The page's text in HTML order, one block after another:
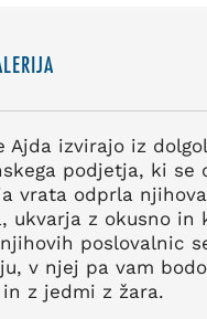
Ajda izvirajo iz
podjetja, ki se
vrata odprla
ukvarja z okusno in
poslovalnic
v njej pa vam
z jedmi z žara.